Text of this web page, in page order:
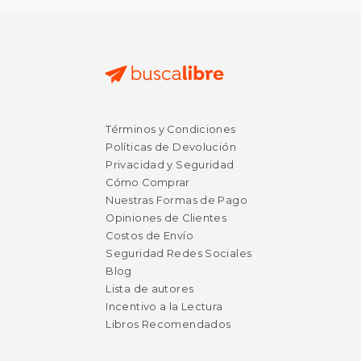
$ 30.00
$ 25.50
50%
Términos y Condiciones
Políticas de Devolución
Privacidad y Seguridad
Cómo Comprar
Nuestras Formas de Pago
Opiniones de Clientes
Costos de Envío
Seguridad Redes Sociales
Blog
Lista de autores
Incentivo a la Lectura
Libros Recomendados